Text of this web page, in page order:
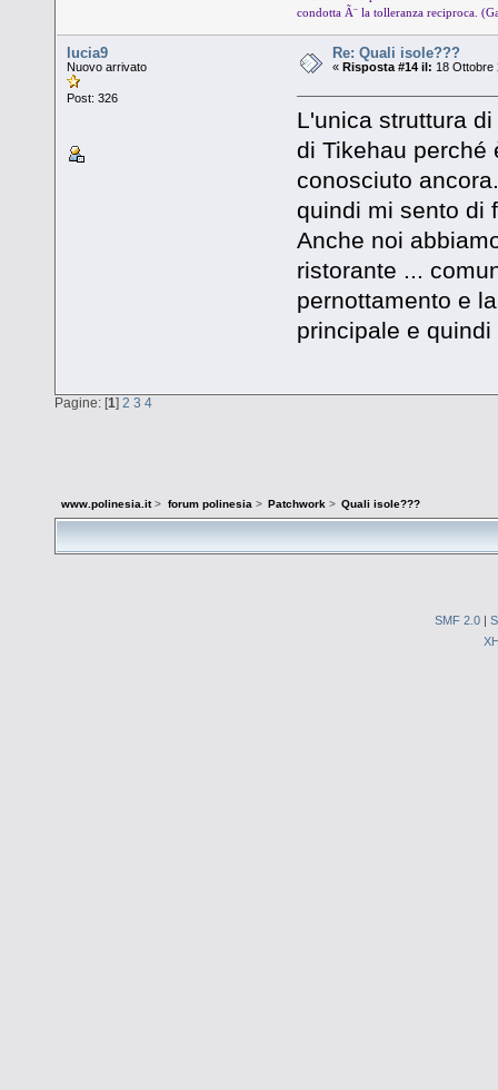
condotta Ã¨ la tolleranza reciproca.
lucia9
Nuovo arrivato
Post: 326
Re: Quali isole???
«Risposta #14 il: 18 Ottobre
L'unica struttura
di Tikehau perché
conosciuto
quindi mi sento di
Anche noi
ristorante ...
pernottamento e
principale e
Pagine: [1] 2 3 4
www.polinesia.it> forum polinesia > Patchwork > Quali isole???
SMF 2.0